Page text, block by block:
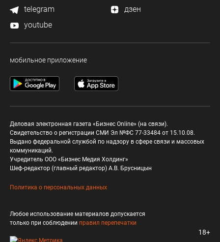
telegram
дзен
youtube
мобильное приложение
Деловая электронная газета «Бизнес Online» (на связи).
Свидетельство о регистрации СМИ Эл №ФС 77-33484 от 15.10.08.
Выдано федеральной службой по надзору в сфере связи и массовых
коммуникаций.
Учредитель ООО «Бизнес Медия Холдинг»
Шеф-редактор (главный редактор) А.В. Брусницын
Политика о персональных данных
Любое использование материалов допускается
только при соблюдении правил перепечатки
18+